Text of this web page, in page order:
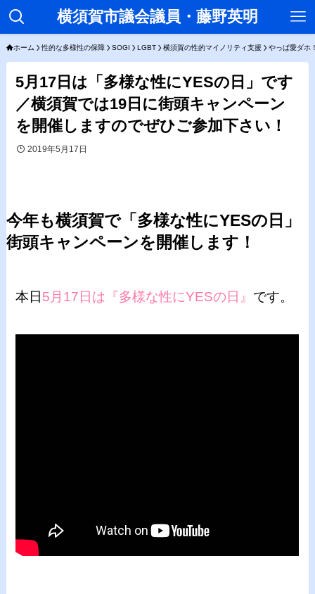
横須賀市議会議員・藤野英明
ホーム 性的な多様性の保障 SOGI LGBT 横須賀の性的マイノリティ支援 やっぱ愛ダホ
5月17日は「多様な性にYESの日」です
／横須賀では19日に街頭キャンペーン
を開催しますのでぜひご参加下さい！
2019年5月17日
今年も横須賀で「多様な性にYESの日」
街頭キャンペーンを開催します！
本日5月17日は『多様な性にYESの日』 です。